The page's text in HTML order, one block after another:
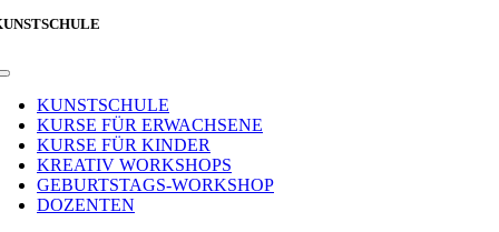
Toggle
NavigationKUNSTSCHULE
KURSE FÜR ERWACHSENE
KURSE FÜR KINDER
KREATIV WORKSHOPS
GEBURTSTAGS-WORKSHOP
DOZENTEN